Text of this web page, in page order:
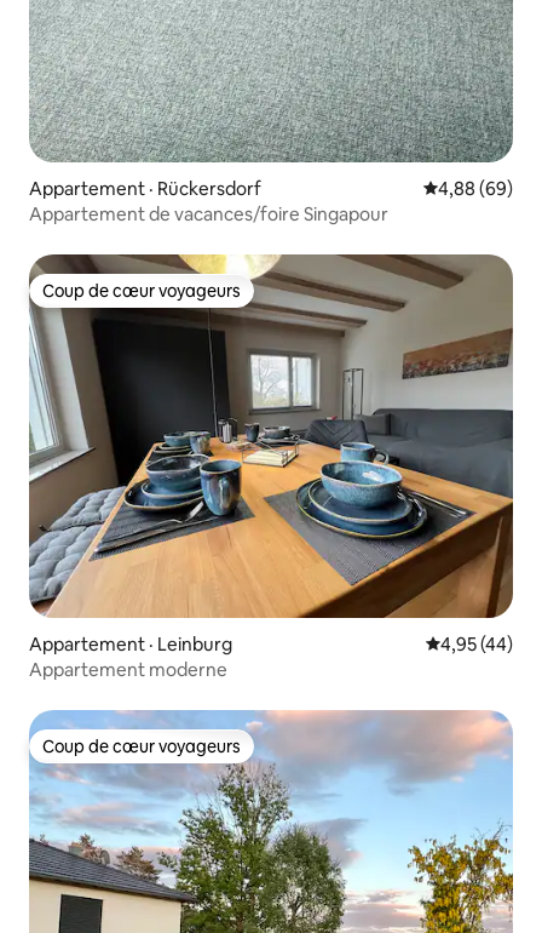
Appartement · Rückersdorf Note
4,88 (69)
Appartement de vacances/foire Singapour
Coup de cœur voyageurs
Coup de cœur voyageurs
Appartement · Leinburg Note
4,95 (44)
Appartement moderne
Coup de cœur voyageurs
Coup de cœur voyageurs